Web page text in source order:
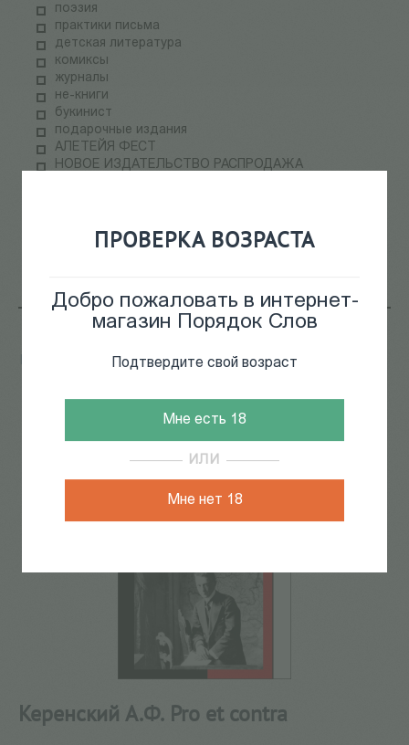
ПРОВЕРКА ВОЗРАСТА
Добро пожаловать в интернет-
магазин Порядок Слов
Подтвердите свой возраст
Мне есть 18
ИЛИ
Мне нет 18
поэзия
практики письма
детская литература
комиксы
журналы
не-книги
букинист
подарочные издания
АЛЕТЕЙЯ ФЕСТ
НОВОЕ ИЗДАТЕЛЬСТВО РАСПРОДАЖА
теория медиа
научпоп
КАТАЛОГ КНИГ / документальная литература
113 из 235
Керенский А.Ф. Pro et contra